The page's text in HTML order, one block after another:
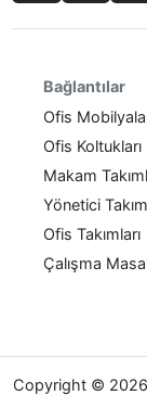
Bağlantılar
Ofis
Ofis Koltukları
Makam
Yönetici
Ofis Takımları
Çalışma
Copyright © 2026